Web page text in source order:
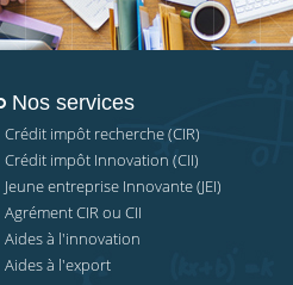
Nos services
Crédit impôt recherche (CIR)
Crédit impôt Innovation (CII)
Jeune entreprise Innovante (JEI)
Agrément CIR ou CII
Aides à l'innovation
Aides à l'export